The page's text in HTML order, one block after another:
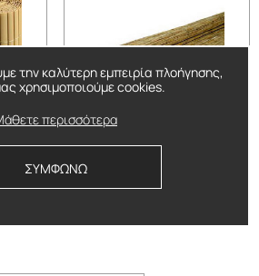
την καλύτερη εμπειρία πλοήγησης,
χρησιμοποιούμε cookies.
περισσότερα
ΣΥΜΦΩΝΩ
Καλαμωτή ψιλή 300εκ.